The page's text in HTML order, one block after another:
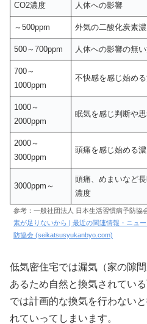
CO2濃度 人体への影響
～500ppm 外気の二酸化炭素
500～700ppm 人体への影響の無
700～
1000ppm
不快感を感じ始め
1000～
2000ppm
眠気を感じ判断や
2000～
3000ppm
頭痛を感じ始める
3000ppm～
頭痛、めまいなど
濃度
参考：一般社団法人 日本生活習慣病予防協
素が足りないから | 最近の関連情報・ニュ
防協会 (seikatsusyukanbyo.com)
低気密住宅では漏気（家の隙
あるため自然と換気されてい
では計画的な換気を行わない
れていってしまいます。